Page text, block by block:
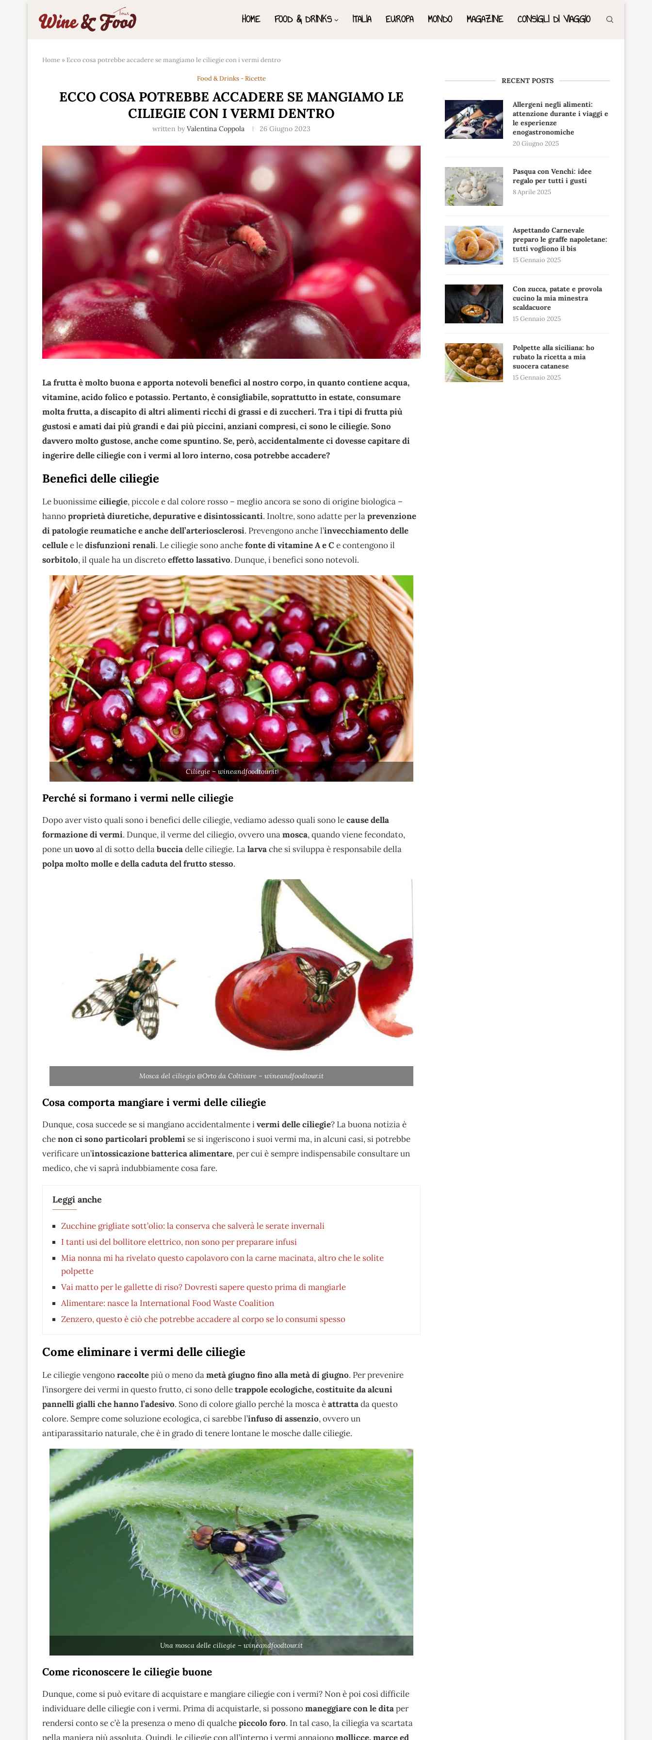
HOME FOOD & DRINKS ITALIA EUROPA MONDO MAGAZINE CONSIGLI DI VIAGGIO
Home » Ecco cosa potrebbe accadere se mangiamo le ciliegie con i vermi dentro
Food & Drinks - Ricette
ECCO COSA POTREBBE ACCADERE SE MANGIAMO LE
CILIEGIE CON I VERMI DENTRO
written by Valentina Coppola 26 Giugno 2023
La frutta è molto buona e apporta notevoli benefici al nostro corpo, in quanto contiene acqua,
vitamine, acido folico e potassio. Pertanto, è consigliabile, soprattutto in estate, consumare
molta frutta, a discapito di altri alimenti ricchi di grassi e di zuccheri. Tra i tipi di frutta più
gustosi e amati dai più grandi e dai più piccini, anziani compresi, ci sono le ciliegie. Sono
davvero molto gustose, anche come spuntino. Se, però, accidentalmente ci dovesse capitare di
ingerire delle ciliegie con i vermi al loro interno, cosa potrebbe accadere?
Benefici delle ciliegie
Le buonissimeciliegie, piccole e dal colore rosso – meglio ancora se sono di origine biologica –
hannoproprietà diuretiche, depurative e disintossicanti. Inoltre, sono adatte per laprevenzione
di patologie reumatiche e anche dell’arteriosclerosi. Prevengono anche l’invecchiamento delle
cellulee ledisfunzioni renali. Le ciliegie sono anchefonte di vitamine A e Ce contengono il
sorbitolo, il quale ha un discretoeffetto lassativo. Dunque, i benefici sono notevoli.
Ciliegie – wineandfoodtour.it
Perché si formano i vermi nelle ciliegie
Dopo aver visto quali sono i benefici delle ciliegie, vediamo adesso quali sono lecause della
formazione di vermi. Dunque, il verme del ciliegio, ovvero unamosca, quando viene fecondato,
pone unuovo al di sotto dellabucciadelle ciliegie. Lalarvache si sviluppa è responsabile della
polpa molto molle e della caduta del frutto stesso.
Mosca del ciliegio @Orto da Coltivare – wineandfoodtour.it
Cosa comporta mangiare i vermi delle ciliegie
Dunque, cosa succede se si mangiano accidentalmente ivermi delle ciliegie? La buona notizia è
chenon ci sono particolari problemi se si ingeriscono i suoi vermi ma, in alcuni casi, si potrebbe
verificare un’intossicazione batterica alimentare, per cui è sempre indispensabile consultare un
medico, che vi saprà indubbiamente cosa fare.
Leggi anche
Zucchine grigliate sott’olio: la conserva che salverà le serate invernali
I tanti usi del bollitore elettrico, non sono per preparare infusi
Mia nonna mi ha rivelato questo capolavoro con la carne macinata, altro che le solite
polpette
Vai matto per le gallette di riso? Dovresti sapere questo prima di mangiarle
Alimentare: nasce la International Food Waste Coalition
Zenzero, questo è ciò che potrebbe accadere al corpo se lo consumi spesso
Come eliminare i vermi delle ciliegie
Le ciliegie vengonoraccoltepiù o meno dametà giugno fino alla metà di giugno. Per prevenire
l’insorgere dei vermi in questo frutto, ci sono delletrappole ecologiche, costituite da alcuni
pannelli gialli che hanno l’adesivo. Sono di colore giallo perché la mosca èattrattada questo
colore. Sempre come soluzione ecologica, ci sarebbe l’infuso di assenzio, ovvero un
antiparassitario naturale, che è in grado di tenere lontane le mosche dalle ciliegie.
Una mosca delle ciliegie – wineandfoodtour.it
Come riconoscere le ciliegie buone
Dunque, come si può evitare di acquistare e mangiare ciliegie con i vermi? Non è poi così difficile
individuare delle ciliegie con i vermi. Prima di acquistarle, si possonomaneggiare con le ditaper
rendersi conto se c’è la presenza o meno di qualchepiccolo foro. In tal caso, la ciliegia va scartata
nella maniera più assoluta. Quindi, le ciliegie con all’interno i vermi appaionomollicce, marce ed
RECENT POSTS
Allergeni negli alimenti:
attenzione durante i viaggi e
le esperienze
enogastronomiche
20 Giugno 2025
Pasqua con Venchi: idee
regalo per tutti i gusti
8 Aprile 2025
Aspettando Carnevale
preparo le graffe napoletane:
tutti vogliono il bis
15 Gennaio 2025
Con zucca, patate e provola
cucino la mia minestra
scaldacuore
15 Gennaio 2025
Polpette alla siciliana: ho
rubato la ricetta a mia
suocera catanese
15 Gennaio 2025